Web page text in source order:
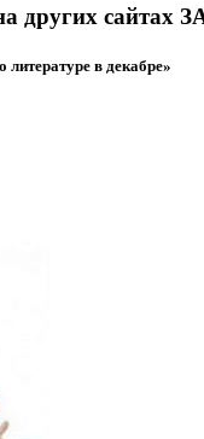
на других
литературе в декабре»